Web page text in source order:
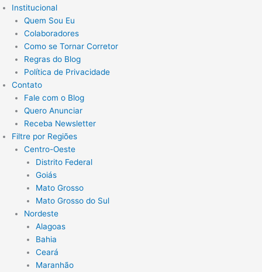
Institucional
Quem Sou Eu
Colaboradores
Como se Tornar Corretor
Regras do Blog
Política de Privacidade
Contato
Fale com o Blog
Quero Anunciar
Receba Newsletter
Filtre por Regiões
Centro-Oeste
Distrito Federal
Goiás
Mato Grosso
Mato Grosso do Sul
Nordeste
Alagoas
Bahia
Ceará
Maranhão